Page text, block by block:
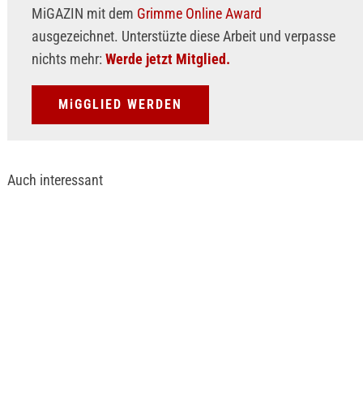
MiGAZIN mit dem Grimme Online Award
ausgezeichnet. Unterstüzte diese Arbeit und verpasse
nichts mehr: Werde jetzt Mitglied.
MiGGLIED WERDEN
Auch interessant